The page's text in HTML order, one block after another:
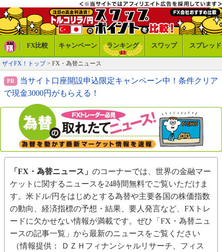
FX比較 キャンペーン ランキング スワップ スプレッド
ザイFX！トップ> FX・為替ニュース
当サイト口座開設申込限定キャンペーン中！条件クリア
で現金3000円がもらえる！
「FX・為替ニュース」 のコーナーでは、世界の金融マー
ケットに関するニュースを24時間無料でご覧いただけま
す。米ドル/円をはじめとする為替や主要各国の株価指数
の動向、経済指標の予想・結果、要人発言など、FXトレ
ードに欠かせない情報が満載です。ぜひ「FX・為替ニュ
ースの記事一覧」から最新のニュースをご覧ください
（情報提供： ＤＺＨフィナンシャルリサーチ、フィス